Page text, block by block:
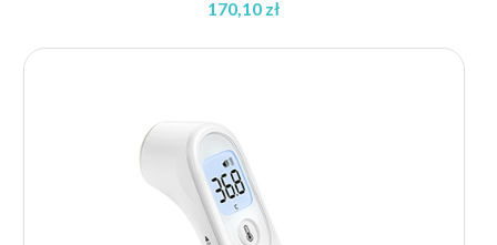
170,10 zł
cen: